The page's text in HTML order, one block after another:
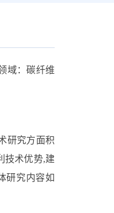
域：碳纤维
研究方面积
技术优势,建
研究内容如